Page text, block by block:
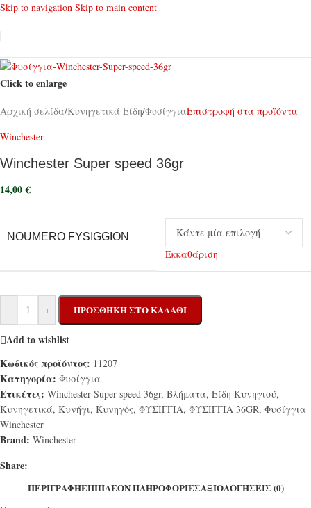
Skip to navigation Skip to main content
Click to enlarge
Αρχική σελίδα/Κυνηγετικά Είδη/ΦυσίγγιαΕπιστροφή στα προϊόντα
Winchester
Winchester Super speed 36gr
14,00€
NOUMERO FYSIGGION
Εκκαθάριση
- + ΠΡΟΣΘΉΚΗ ΣΤΟ ΚΑΛΆΘΙ
Add to wishlist
Κωδικός προϊόντος: 11207
Κατηγορία: Φυσίγγια
Ετικέτες: Winchester Super speed 36gr, Βλήματα, Είδη Κυνηγιού,
Κυνηγετικά, Κυνήγι, Κυνηγός, ΦΥΣΙΓΓΙΑ, ΦΥΣΙΓΓΙΑ 36GR, Φυσίγγια
Winchester
Brand: Winchester
Share:
ΠΕΡΙΓΡΑΦΉΕΠΙΠΛΈΟΝ ΠΛΗΡΟΦΟΡΊΕΣΑΞΙΟΛΟΓΉΣΕΙΣ (0)